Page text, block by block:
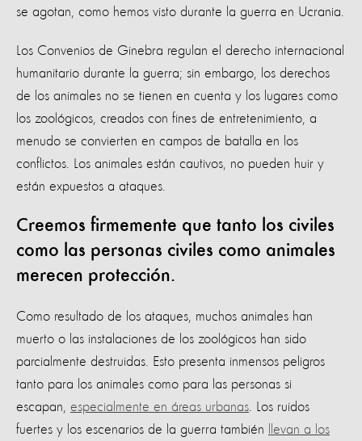
se agotan, como hemos visto durante la guerra en Ucrania.
Los Convenios de Ginebra regulan el derecho internacional
humanitario durante la guerra; sin embargo, los derechos
de los animales no se tienen en cuenta y los lugares como
los zoológicos, creados con fines de entretenimiento, a
menudo se convierten en campos de batalla en los
conflictos. Los animales están cautivos, no pueden huir y
están expuestos a ataques.
Creemos firmemente que tanto los civiles
como las personas civiles como animales
merecen protección.
Como resultado de los ataques, muchos animales han
muerto o las instalaciones de los zoológicos han sido
parcialmente destruidas. Esto presenta inmensos peligros
tanto para los animales como para las personas si
escapan, especialmente en áreas urbanas . Los ruidos
fuertes y los escenarios de la guerra también
llevan a los